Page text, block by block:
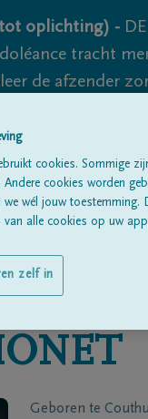
oplichting) -
tracht
de afzender
volledig uit te
Geboren te
cookies. Sommige
cookies worden
we wél jouw
alle cookies op uw
zelf in